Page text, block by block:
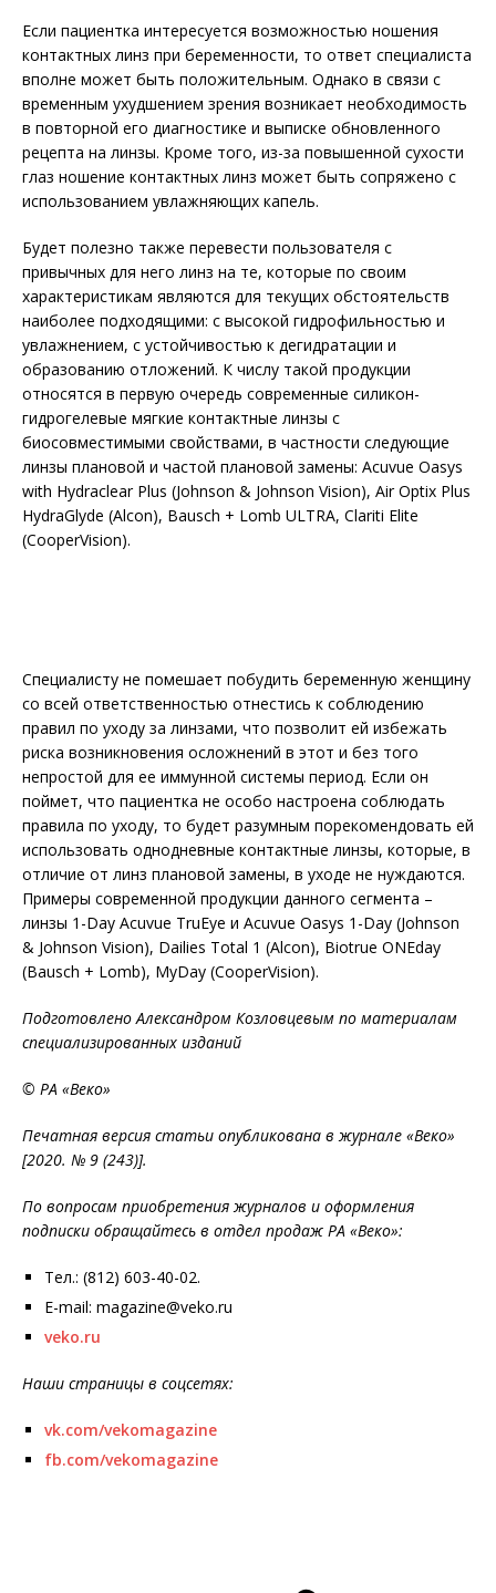
Если пациентка интересуется возможностью ношения
контактных линз при беременности, то ответ специалиста
вполне может быть положительным. Однако в связи с
временным ухудшением зрения возникает необходимость
в повторной его диагностике и выписке обновленного
рецепта на линзы. Кроме того, из-за повышенной сухости
глаз ношение контактных линз может быть сопряжено с
использованием увлажняющих капель.
Будет полезно также перевести пользователя с
привычных для него линз на те, которые по своим
характеристикам являются для текущих обстоятельств
наиболее подходящими: с высокой гидрофильностью и
увлажнением, с устойчивостью к дегидратации и
образованию отложений. К числу такой продукции
относятся в первую очередь современные силикон-
гидрогелевые мягкие контактные линзы с
биосовместимыми свойствами, в частности следующие
линзы плановой и частой плановой замены: Acuvue Oasys
with Hydraclear Plus (Johnson & Johnson Vision), Air Optix Plus
HydraGlyde (Alcon), Bausch + Lomb ULTRA, Clariti Elite
(CooperVision).
Специалисту не помешает побудить беременную женщину
со всей ответственностью отнестись к соблюдению
правил по уходу за линзами, что позволит ей избежать
риска возникновения осложнений в этот и без того
непростой для ее иммунной системы период. Если он
поймет, что пациентка не особо настроена соблюдать
правила по уходу, то будет разумным порекомендовать ей
использовать однодневные контактные линзы, которые, в
отличие от линз плановой замены, в уходе не нуждаются.
Примеры современной продукции данного сегмента –
линзы 1-Day Acuvue TruEye и Acuvue Oasys 1-Day (Johnson
& Johnson Vision), Dailies Total 1 (Alcon), Biotrue ONEday
(Bausch + Lomb), MyDay (CooperVision).
Подготовлено Александром Козловцевым по материалам
специализированных изданий
© РА «Веко»
Печатная версия статьи опубликована в журнале «Веко»
[2020. № 9 (243)].
По вопросам приобретения журналов и оформления
подписки обращайтесь в отдел продаж РА «Веко»:
Тел.: (812) 603-40-02.
E-mail: magazine@veko.ru
veko.ru
Наши страницы в соцсетях:
vk.com/vekomagazine
fb.com/vekomagazine